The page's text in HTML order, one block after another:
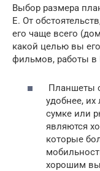
Выбор размера
Е. От
его чаще всего
какой целью вы
фильмов, работы в
Планшеты
удобнее, их
сумке или
являются
которые
хорошим